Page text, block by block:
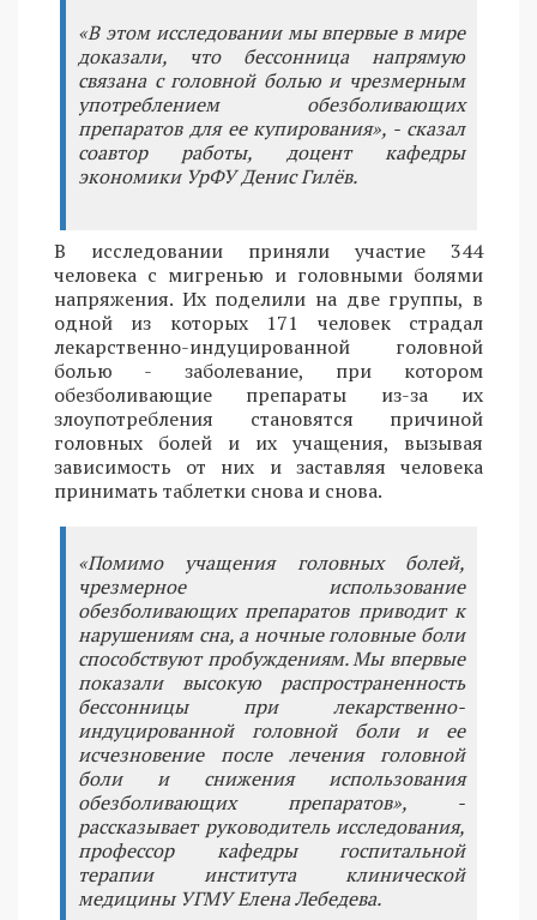
«В этом исследовании мы впервые в мире
доказали, что бессонница напрямую
связана с головной болью и чрезмерным
употреблением обезболивающих
препаратов для ее купирования», - сказал
соавтор работы, доцент кафедры
экономики УрФУ Денис Гилёв.
В исследовании приняли участие 344
человека с мигренью и головными болями
напряжения. Их поделили на две группы, в
одной из которых 171 человек страдал
лекарственно-индуцированной головной
болью - заболевание, при котором
обезболивающие препараты из-за их
злоупотребления становятся причиной
головных болей и их учащения, вызывая
зависимость от них и заставляя человека
принимать таблетки снова и снова.
«Помимо учащения головных болей,
чрезмерное использование
обезболивающих препаратов приводит к
нарушениям сна, а ночные головные боли
способствуют пробуждениям. Мы впервые
показали высокую распространенность
бессонницы при лекарственно-
индуцированной головной боли и ее
исчезновение после лечения головной
боли и снижения использования
обезболивающих препаратов», -
рассказывает руководитель исследования,
профессор кафедры госпитальной
терапии института клинической
медицины УГМУ Елена Лебедева.